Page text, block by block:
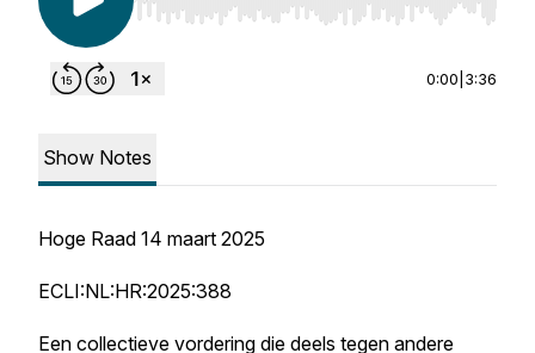
Use Left/Right to seek, Home/End to jump to
0:00 3:36
Show Notes
Hoge Raad 14 maart 2025
ECLI:NL:HR:2025:388
Een collectieve vordering die deels tegen andere